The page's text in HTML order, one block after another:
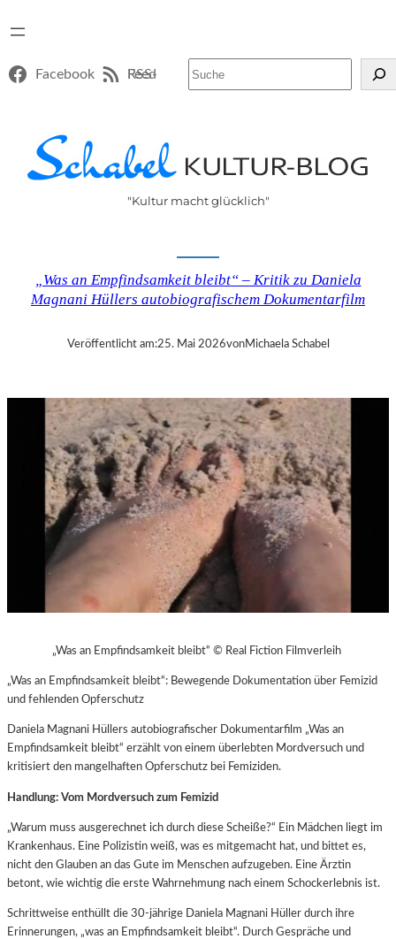
Facebook RSS-Feed
"Kultur macht glücklich"
„Was an Empfindsamkeit bleibt“ – Kritik zu Daniela
Magnani Hüllers autobiografischem Dokumentarfilm
Veröffentlicht am:25. Mai 2026vonMichaela Schabel
„Was an Empfindsamkeit bleibt“ © Real Fiction Filmverleih
„Was an Empfindsamkeit bleibt“: Bewegende Dokumentation über Femizid
und fehlenden Opferschutz
Daniela Magnani Hüllers autobiografischer Dokumentarfilm „Was an
Empfindsamkeit bleibt“ erzählt von einem überlebten Mordversuch und
kritisiert den mangelhaften Opferschutz bei Femiziden.
Handlung: Vom Mordversuch zum Femizid
„Warum muss ausgerechnet ich durch diese Scheiße?“ Ein Mädchen liegt im
Krankenhaus. Eine Polizistin weiß, was es mitgemacht hat, und bittet es,
nicht den Glauben an das Gute im Menschen aufzugeben. Eine Ärztin
betont, wie wichtig die erste Wahrnehmung nach einem Schockerlebnis ist.
Schrittweise enthüllt die 30-jährige Daniela Magnani Hüller durch ihre
Erinnerungen, „was an Empfindsamkeit bleibt“. Durch Gespräche und